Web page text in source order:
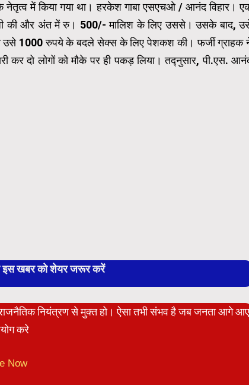
नेतृत्व में किया गया था। हरकेश गाबा एसएचओ / आनंद विहार।
की और अंत में रु। 500/- मालिश के लिए उससे। उसके बाद,
उसे 1000 रुपये के बदले सेक्स के लिए पेशकश की। फर्जी ग्राहक
कर दो लोगों को मौके पर ही पकड़ लिया। तद्नुसार, पी.एस.
इस खबर को शेयर जरूर करें
नियंत्रण से मुक्त हो। ऐसा तभी संभव है जब जनता आगे आए
करे
Now